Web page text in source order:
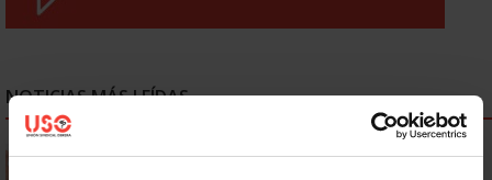
NOTICIAS MÁS LEÍDAS
Se actualizan las patologías para acceder a la jubilación